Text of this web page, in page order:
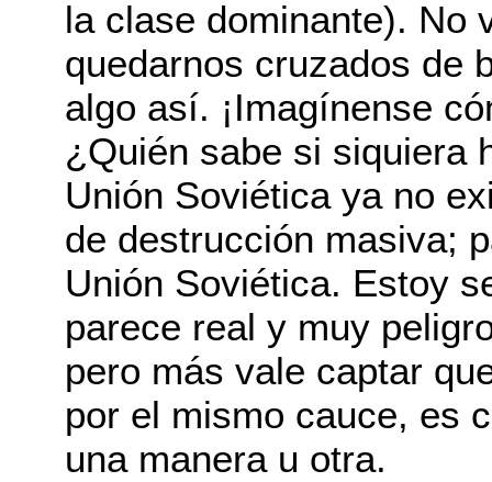
la clase dominante). No
quedarnos cruzados de
algo así. ¡Imagínense
¿Quién sabe si siquiera
Unión Soviética ya no
de destrucción masiva;
Unión Soviética. Estoy
parece real y muy
pero más vale captar
por el mismo cauce, es
una manera u otra.